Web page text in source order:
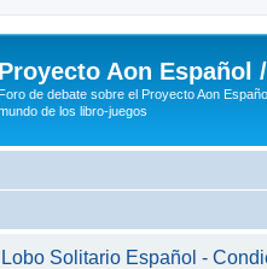
Proyecto Aon Español
de debate sobre el Proyecto Aon
de los libro-juegos
Solitario Español -